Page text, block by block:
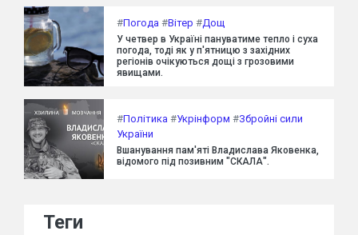
#Погода #Вітер #Дощ
У четвер в Україні пануватиме тепло і суха
погода, тоді як у п'ятницю з західних
регіонів очікуються дощі з грозовими
явищами.
#Політика #Укрінформ #Збройні сили
України
Вшанування пам'яті Владислава Яковенка,
відомого під позивним "СКАЛА".
Теги